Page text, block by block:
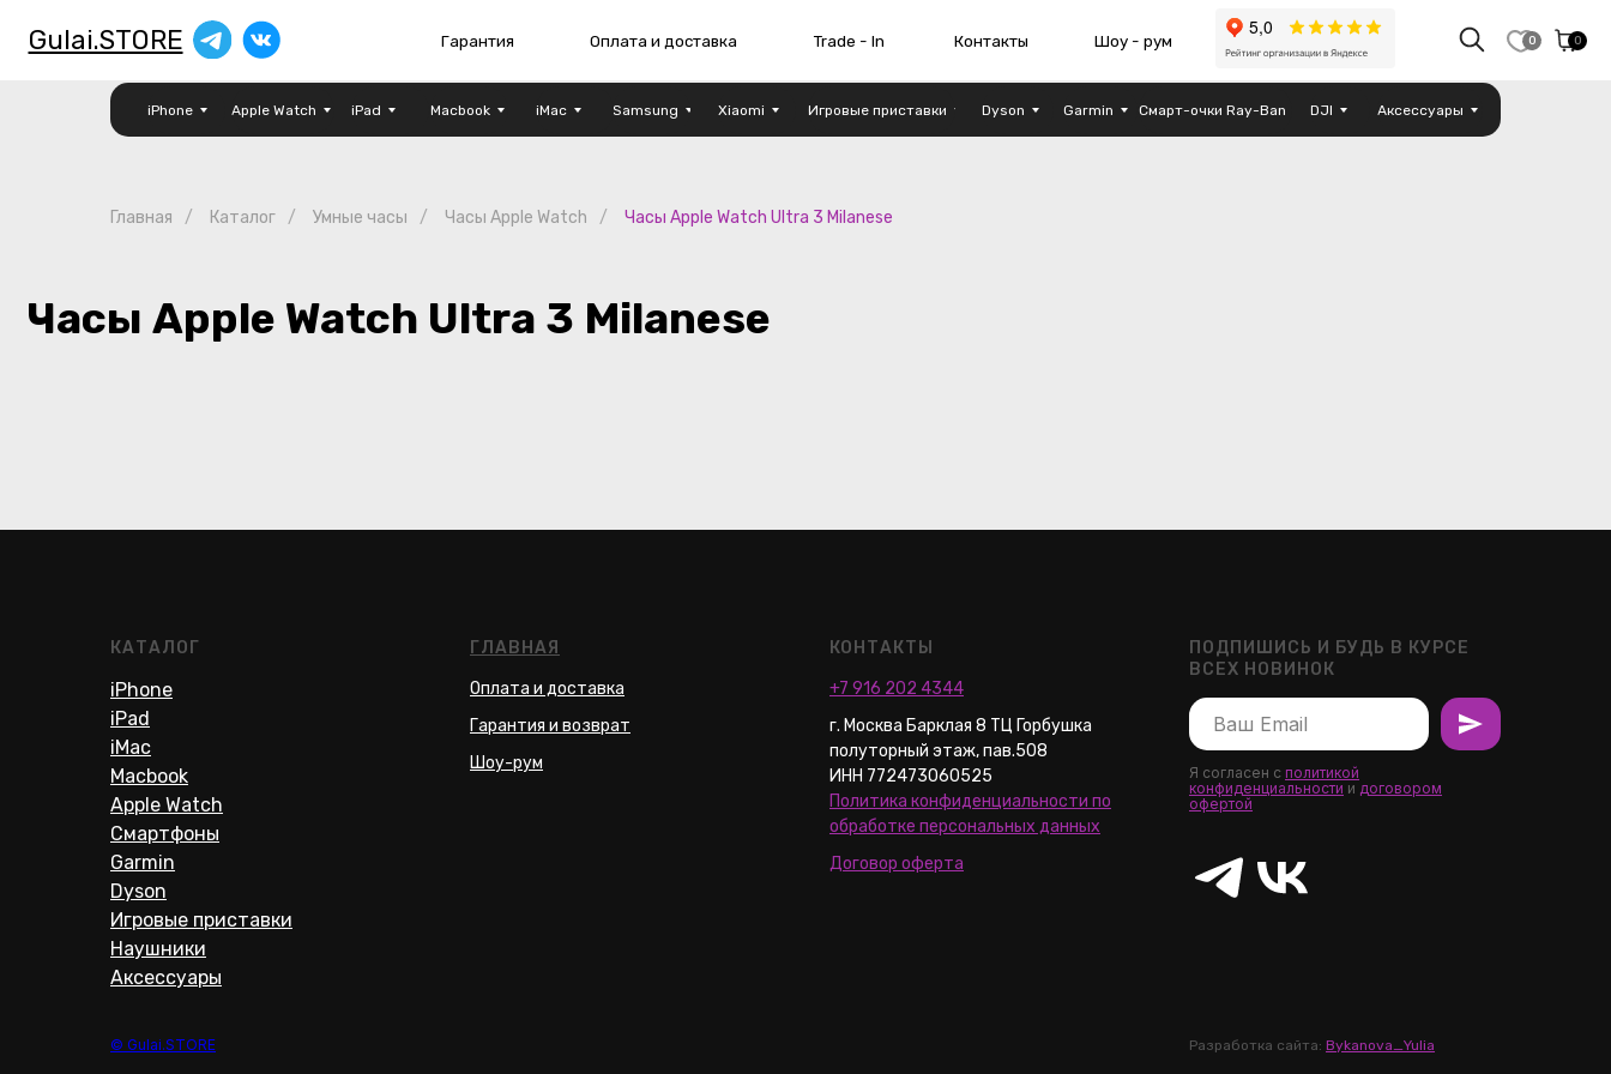
Гарантия Оплата и доставка Trade - In Контакты Шоу - рум 0
Gulai.STORE
iPhone Аксессуары
DJI
Garmin
Dyson
Игровые приставки
Xiaomi
Samsung
iMac
Macbook
iPad
Apple Watch Смарт-очки Ray-Ban
Главная / Каталог / Умные часы / Часы Apple Watch / Часы Apple Watch Ultra 3 Milanese
КАТАЛОГ
iPhone
iPad
iMac
Macbook
Apple Watch
Смартфоны
Garmin
Dyson
Игровые приставки
Наушники
Аксессуары
ГЛАВНАЯ
Оплата и доставка
Гарантия и возврат
Шоу-рум
КОНТАКТЫ
+7 916 202 4344
г. Москва Барклая 8 ТЦ Горбушка
полуторный этаж, пав.508
ИНН 772473060525
Политика конфиденциальности по
обработке персональных данных
Договор оферта
ПОДПИШИСЬ И БУДЬ В КУРСЕ
ВСЕХ НОВИНОК
Я согласен с политикой
конфиденциальности и договором
офертой
© Gulai.STORE Разработка сайта: Bykanova_Yulia